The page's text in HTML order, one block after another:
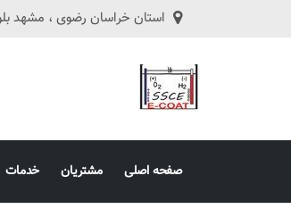
استان خراسان رضوی ، مشهد بلوار
صفحه اصلی مشتریان خدمات